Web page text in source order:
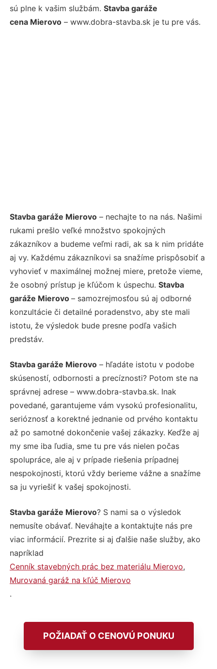
sú plne k vašim službám. Stavba garáže
cena Mierovo – www.dobra-stavba.sk je tu pre vás.
Stavba garáže Mierovo – nechajte to na nás. Našimi
rukami prešlo veľké množstvo spokojných
zákazníkov a budeme veľmi radi, ak sa k nim pridáte
aj vy. Každému zákazníkovi sa snažíme prispôsobiť a
vyhovieť v maximálnej možnej miere, pretože vieme,
že osobný prístup je kľúčom k úspechu. Stavba
garáže Mierovo – samozrejmosťou sú aj odborné
konzultácie či detailné poradenstvo, aby ste mali
istotu, že výsledok bude presne podľa vašich
predstáv.
Stavba garáže Mierovo – hľadáte istotu v podobe
skúseností, odbornosti a precíznosti? Potom ste na
správnej adrese – www.dobra-stavba.sk. Inak
povedané, garantujeme vám vysokú profesionalitu,
serióznosť a korektné jednanie od prvého kontaktu
až po samotné dokončenie vašej zákazky. Keďže aj
my sme iba ľudia, sme tu pre vás nielen počas
spolupráce, ale aj v prípade riešenia prípadnej
nespokojnosti, ktorú vždy berieme vážne a snažíme
sa ju vyriešiť k vašej spokojnosti.
Stavba garáže Mierovo? S nami sa o výsledok
nemusíte obávať. Neváhajte a kontaktujte nás pre
viac informácií. Prezrite si aj ďalšie naše služby, ako
napríklad
Cenník stavebných prác bez materiálu Mierovo,
Murovaná garáž na kľúč Mierovo
.
POŽIADAŤ O CENOVÚ PONUKU